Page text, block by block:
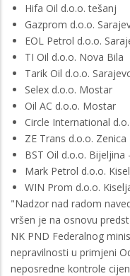
Hifa Oil d.o.o. tešanj
Gazprom d.o.o.
EOL Petrol d.o.o.
TI Oil d.o.o. Nova Bila
Tarik Oil d.o.o.
Selex d.o.o. Mostar
Oil AC d.o.o. Mostar
Circle International
ZE Trans d.o.o. Zenica
BST Oil d.o.o.
Mark Petrol d.o.o.
WIN Prom d.o.o.
"Nadzor nad radom
vršen je na osnovu
NK PND Federalnog
nepravilnosti u primjeni
neposredne kontrole